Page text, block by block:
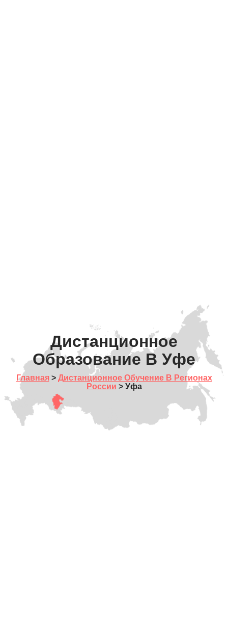
Дистанционное
Образование В Уфе
Главная> Дистанционное Обучение В Регионах
России > Уфа